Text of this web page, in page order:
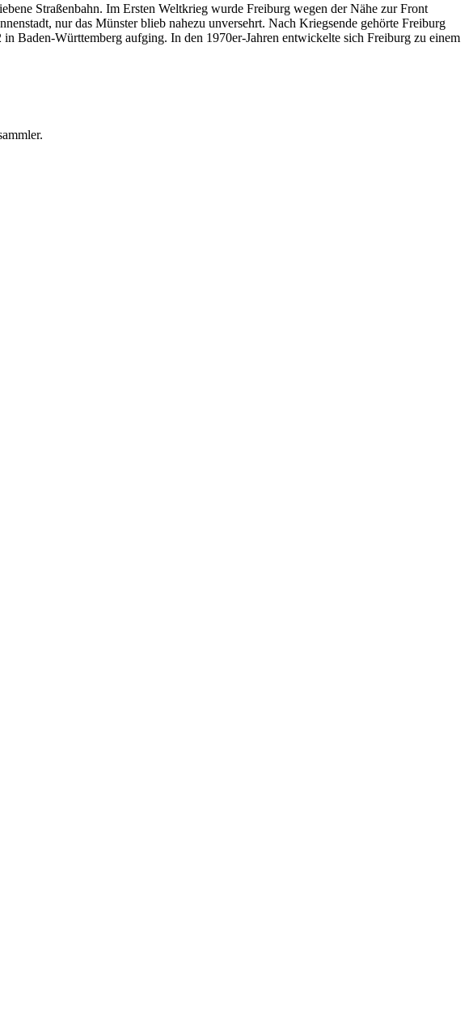
Straßenbahn. Im Ersten Weltkrieg wurde Freiburg wegen der Nähe zur Front
nur das Münster blieb nahezu unversehrt. Nach Kriegsende gehörte Freiburg
Baden-Württemberg aufging. In den 1970er-Jahren entwickelte sich Freiburg zu einem